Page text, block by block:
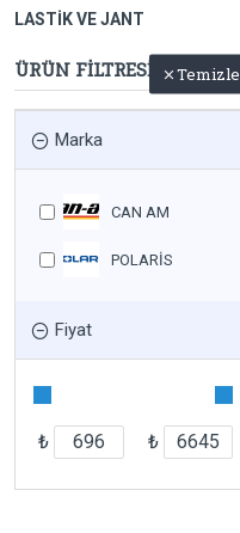
LASTIK VE JANT
ÜRÜN FILTRESI Temizle
Fiyat
₺ ₺
Marka
CAN AM
POLARİS